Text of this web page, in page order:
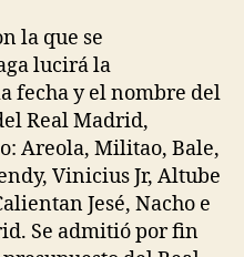
la que se
lucirá la
fecha y el nombre del
Real Madrid,
Areola, Militao, Bale,
Vinicius Jr, Altube
Jesé, Nacho e
Se admitió por fin